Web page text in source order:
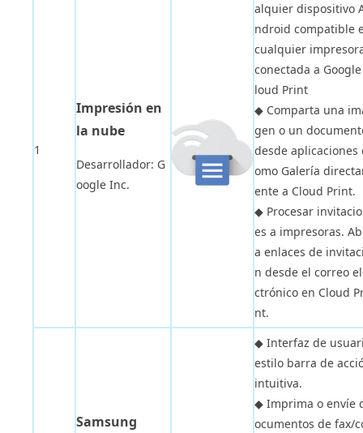
1
Impresión en
la nube
Desarrollador: G
oogle Inc.
alquier dispositivo
ndroid compatible
cualquier
conectada a Google
loud Print
◆ Comparta una
gen o un
desde aplicaciones
omo Galería
ente a Cloud Print.
◆ Procesar
es a impresoras.
a enlaces de
n desde el correo
ctrónico en Cloud
nt.
Samsung
◆ Interfaz de
estilo barra de
intuitiva.
◆ Imprima o envíe
ocumentos de fax/